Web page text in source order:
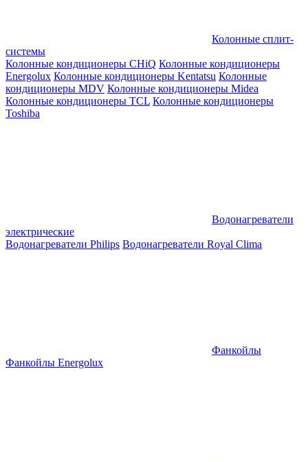
Колонные сплит-
системы
Колонные кондиционеры CHiQ Колонные кондиционеры
Energolux Колонные кондиционеры Kentatsu Колонные
кондиционеры MDV Колонные кондиционеры Midea
Колонные кондиционеры TCL Колонные кондиционеры
Toshiba
Водонагреватели
электрические
Водонагреватели Philips Водонагреватели Royal Clima
Фанкойлы
Фанкойлы Energolux